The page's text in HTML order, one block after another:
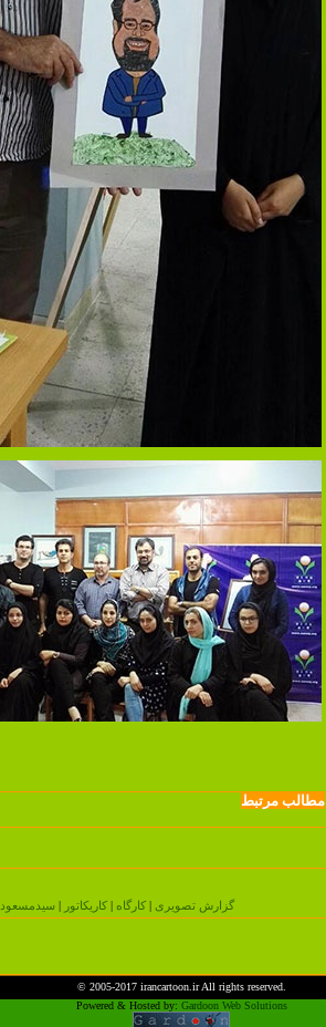
مطالب مرتبط
گزارش تصویری کارگاه کاریکاتور
© 2005-2017 irancartoon.irAll rights reserved.
Powered & Hosted by: Gardoon Web Solutions